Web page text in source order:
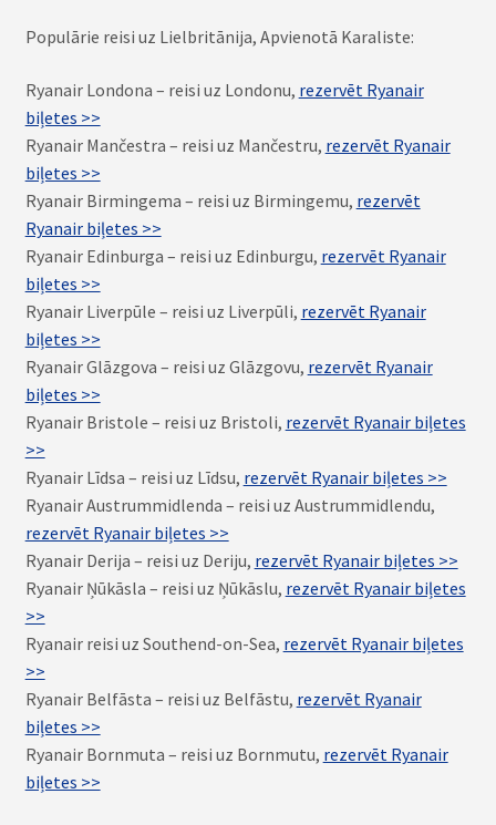
Populārie reisi uz Lielbritānija, Apvienotā Karaliste:
Ryanair Londona – reisi uz Londonu, rezervēt Ryanair
biļetes >>
Ryanair Mančestra – reisi uz Mančestru, rezervēt Ryanair
biļetes >>
Ryanair Birmingema – reisi uz Birmingemu, rezervēt
Ryanair biļetes >>
Ryanair Edinburga – reisi uz Edinburgu, rezervēt Ryanair
biļetes >>
Ryanair Liverpūle – reisi uz Liverpūli, rezervēt Ryanair
biļetes >>
Ryanair Glāzgova – reisi uz Glāzgovu, rezervēt Ryanair
biļetes >>
Ryanair Bristole – reisi uz Bristoli, rezervēt Ryanair biļetes
>>
Ryanair Līdsa – reisi uz Līdsu, rezervēt Ryanair biļetes >>
Ryanair Austrummidlenda – reisi uz Austrummidlendu,
rezervēt Ryanair biļetes >>
Ryanair Derija – reisi uz Deriju, rezervēt Ryanair biļetes >>
Ryanair Ņūkāsla – reisi uz Ņūkāslu, rezervēt Ryanair biļetes
>>
Ryanair reisi uz Southend-on-Sea, rezervēt Ryanair biļetes
>>
Ryanair Belfāsta – reisi uz Belfāstu, rezervēt Ryanair
biļetes >>
Ryanair Bornmuta – reisi uz Bornmutu, rezervēt Ryanair
biļetes >>